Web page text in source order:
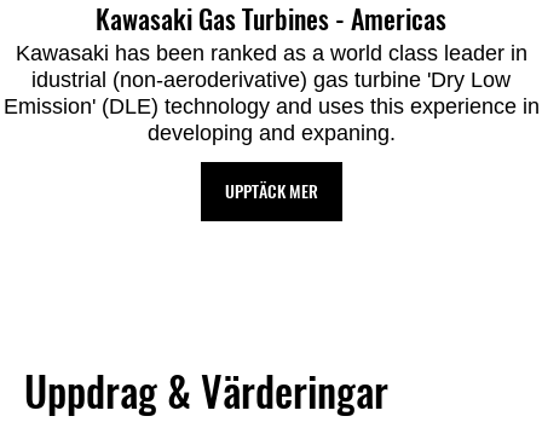
Kawasaki Gas Turbines - Americas
Kawasaki has been ranked as a world class leader in
idustrial (non-aeroderivative) gas turbine 'Dry Low
Emission' (DLE) technology and uses this experience in
developing and expaning.
UPPTÄCK MER
Uppdrag & Värderingar